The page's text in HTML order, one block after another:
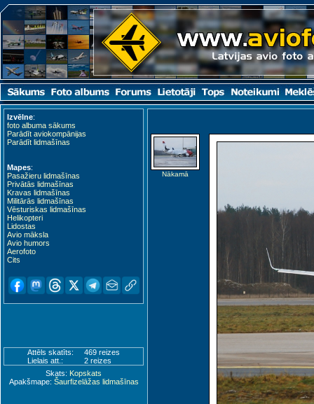
Izvēlne:
foto albuma sākums
Parādīt aviokompānijas
Parādīt lidmašīnas
Mapes:
Pasažieru lidmašīnas
Privātās lidmašīnas
Kravas lidmašīnas
Militārās lidmašīnas
Vēsturiskas lidmašīnas
Helikopteri
Lidostas
Avio māksla
Avio humors
Aerofoto
Cits
Attēls skatīts:
469 reizes
Lielais att.:
2 reizes
Skats: Kopskats
Apakšmape: Šaurfizelāžas lidmašīnas
Nākamā